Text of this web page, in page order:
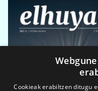
Cookieak erabiltzen ditugu